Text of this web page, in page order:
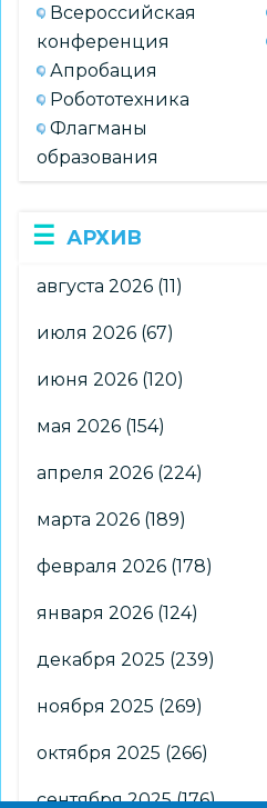
Всероссийская
конференция
Апробация
Робототехника
Флагманы
образования
АРХИВ
августа 2026 (11)
июля 2026 (67)
июня 2026 (120)
мая 2026 (154)
апреля 2026 (224)
марта 2026 (189)
февраля 2026 (178)
января 2026 (124)
декабря 2025 (239)
ноября 2025 (269)
октября 2025 (266)
сентября 2025(176)